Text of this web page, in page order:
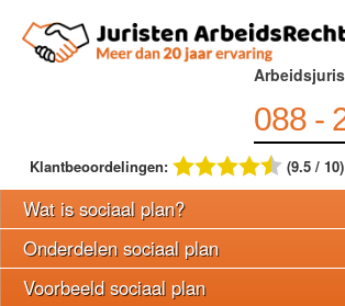
088 -
Klantbeoordelingen: (9.5 / 10)
Wat is sociaal plan?
Onderdelen sociaal plan
Voorbeeld sociaal plan